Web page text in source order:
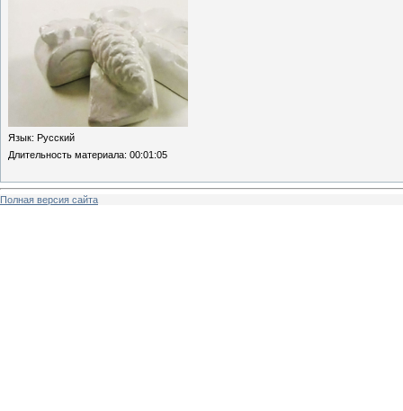
Язык: Русский
Длительность материала: 00:01:05
Полная версия сайта